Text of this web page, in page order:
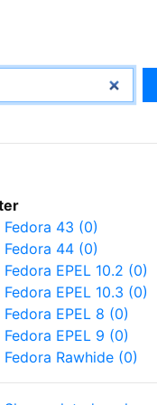
Fedora 43 (0)
Fedora 44 (0)
Fedora EPEL 10.2 (0)
Fedora EPEL 10.3 (0)
Fedora EPEL 8 (0)
Fedora EPEL 9 (0)
Fedora Rawhide (0)